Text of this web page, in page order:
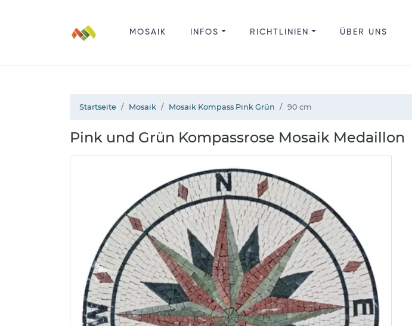
MOSAIK INFOS RICHTLINIEN ÜBER UNS
Startseite Mosaik Mosaik Kompass Pink Grün 90 cm
Pink und Grün Kompassrose Mosaik Medaillon